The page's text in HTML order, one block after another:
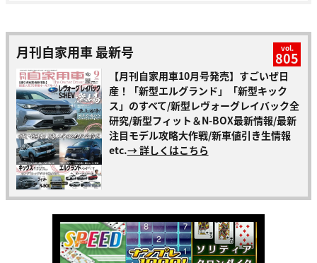
月刊自家用車 最新号 vol.
805
【月刊自家用車10月号発売】すごいぜ日
産！「新型エルグランド」「新型キック
ス」のすべて/新型レヴォーグレイバック全
研究/新型フィット＆N-BOX最新情報/最新
注目モデル攻略大作戦/新車値引き生情報
etc.→ 詳しくはこちら